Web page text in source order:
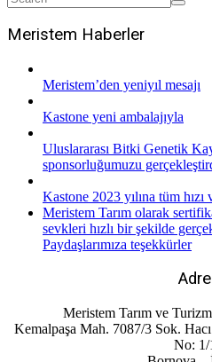
Meristem Haberler
Meristem’den yeniyıl mesajı
Kastone yeni ambalajıyla
Uluslararası Bitki Genetik
sponsorluğumuzu
Kastone 2023 yılına tüm
Meristem Tarım olarak
sevkleri hızlı bir şekilde
Paydaşlarımıza teşekkürler
Meristem Tarım ve
Kemalpaşa Mah. 7087/3 Sok.
No: 1/